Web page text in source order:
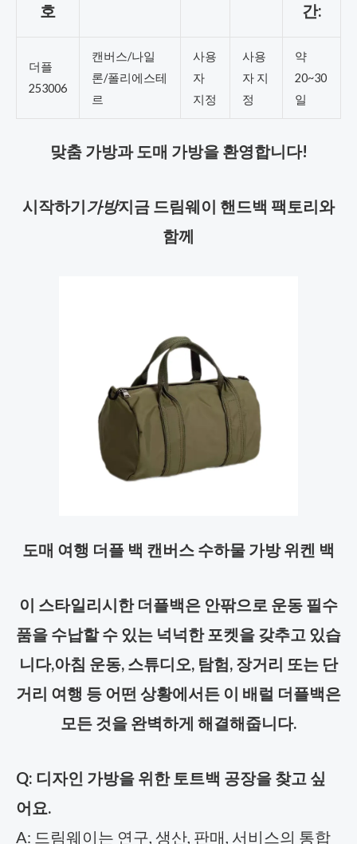
호
간:
더플
253006
캔버스/나일
론/폴리에스테
르
사용
자
지정
사용
자 지
정
약
20~30
일
맞춤 가방과 도매 가방을 환영합니다!
시작하기가방지금 드림웨이 핸드백 팩토리와
함께
도매 여행 더플 백 캔버스 수하물 가방 위켄 백
이 스타일리시한 더플백은 안팎으로 운동 필수
품을 수납할 수 있는 넉넉한 포켓을 갖추고 있습
니다,아침 운동, 스튜디오, 탐험, 장거리 또는 단
거리 여행 등 어떤 상황에서든 이 배럴 더플백은
모든 것을 완벽하게 해결해줍니다.
Q: 디자인 가방을 위한 토트백 공장을 찾고 싶
어요.
A: 드림웨이는 연구, 생산, 판매, 서비스의 통합